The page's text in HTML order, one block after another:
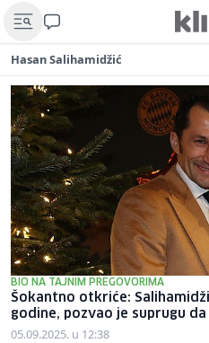
Hasan Salihamidžić
BIO NA TAJNIM PREGOVORIMA
Šokantno otkriće:
godine, pozvao je suprugu
05.09.2025. u 12:38